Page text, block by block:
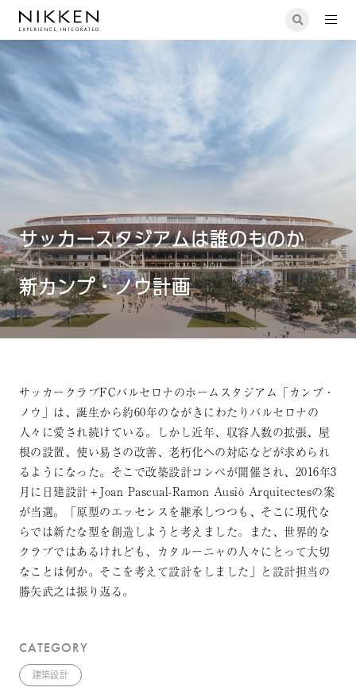
建築設計
サッカースタジアムは誰のものか 新カンプ・ノウ計画
サッカースタジアムは誰のものか
新カンプ・ノウ計画
サッカークラブFCバルセロナのホームスタジアム「カンプ・
ノウ」は、誕生から約60年のながきにわたりバルセロナの
人々に愛され続けている。しかし近年、収容人数の拡張、屋
根の設置、使い易さの改善、老朽化への対応などが求められ
るようになった。そこで改築設計コンペが開催され、2016年3
月に日建設計＋Joan Pascual-Ramon Ausió Arquitectesの案
が当選。「原型のエッセンスを継承しつつも、そこに現代な
らでは新たな型を創造しようと考えました。また、世界的な
クラブではあるけれども、カタルーニャの人々にとって大切
なことは何か。そこを考えて設計をしました」と設計担当の
勝矢武之は振り返る。
CATEGORY
建築設計